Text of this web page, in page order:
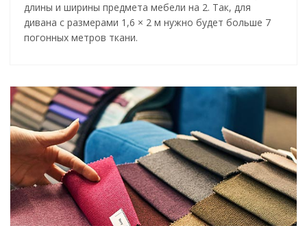
длины и ширины предмета мебели на 2. Так, для
дивана с размерами 1,6 × 2 м нужно будет больше 7
погонных метров ткани.